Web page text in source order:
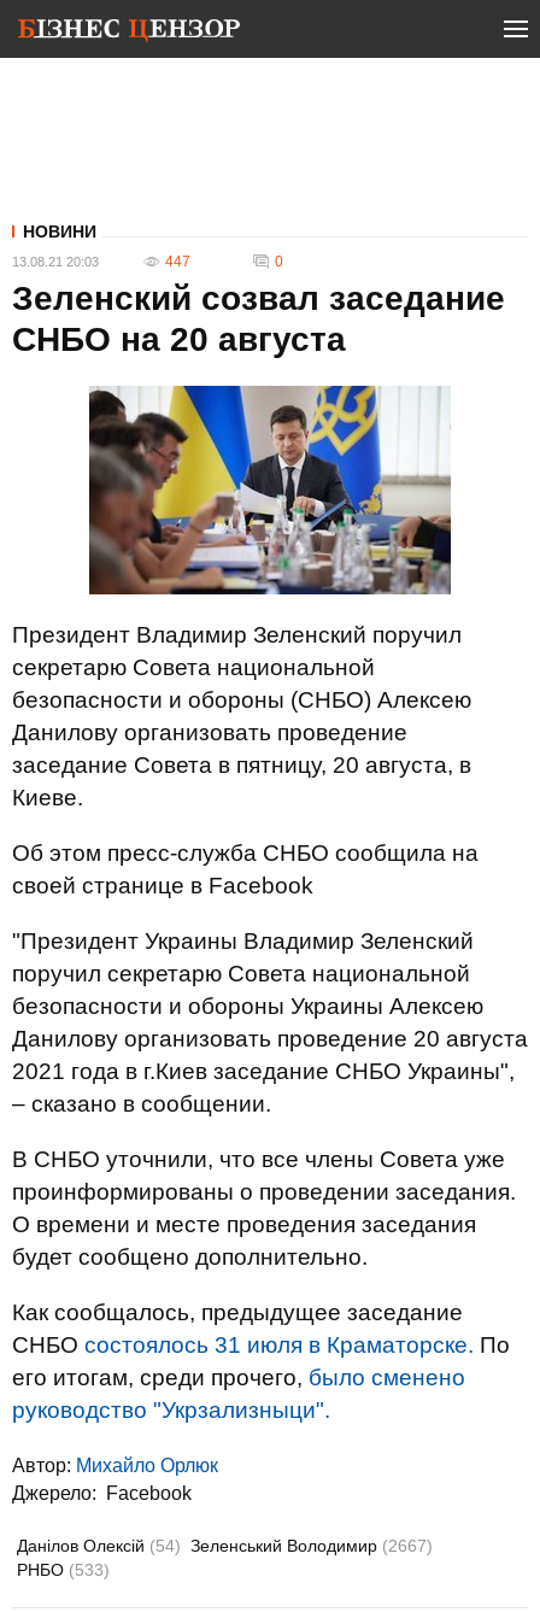
НОВИНИ
13.08.21 20:03 447 0
Зеленский созвал заседание
СНБО на 20 августа
Президент Владимир Зеленский поручил
секретарю Совета национальной
безопасности и обороны (СНБО) Алексею
Данилову организовать проведение
заседание Совета в пятницу, 20 августа, в
Киеве.
Об этом пресс-служба СНБО сообщила на
своей странице в Facebook
"Президент Украины Владимир Зеленский
поручил секретарю Совета национальной
безопасности и обороны Украины Алексею
Данилову организовать проведение 20 августа
2021 года в г.Киев заседание СНБО Украины",
– сказано в сообщении.
В СНБО уточнили, что все члены Совета уже
проинформированы о проведении заседания.
О времени и месте проведения заседания
будет сообщено дополнительно.
Как сообщалось, предыдущее заседание
СНБО состоялось 31 июля в Краматорске. По
его итогам, среди прочего, было сменено
руководство "Укрзализныци".
Автор: Михайло Орлюк
Джерело:
Facebook
Данілов Олексій (54) Зеленський Володимир (2667)
РНБО (533)